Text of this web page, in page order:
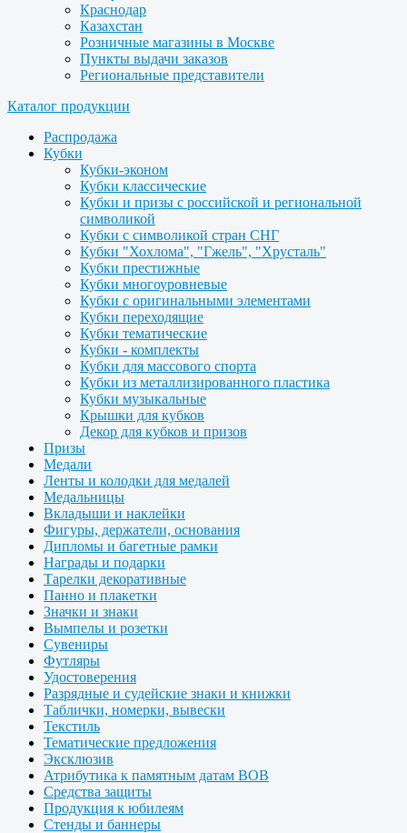
Краснодар
Казахстан
Розничные магазины в Москве
Пункты выдачи заказов
Региональные представители
Каталог продукции
Распродажа
Кубки
Кубки-эконом
Кубки классические
Кубки и призы с российской и региональной
символикой
Кубки с символикой стран СНГ
Кубки "Хохлома", "Гжель", "Хрусталь"
Кубки престижные
Кубки многоуровневые
Кубки с оригинальными элементами
Кубки переходящие
Кубки тематические
Кубки - комплекты
Кубки для массового спорта
Кубки из металлизированного пластика
Кубки музыкальные
Крышки для кубков
Декор для кубков и призов
Призы
Медали
Ленты и колодки для медалей
Медальницы
Вкладыши и наклейки
Фигуры, держатели, основания
Дипломы и багетные рамки
Награды и подарки
Тарелки декоративные
Панно и плакетки
Значки и знаки
Вымпелы и розетки
Сувениры
Футляры
Удостоверения
Разрядные и судейские знаки и книжки
Таблички, номерки, вывески
Текстиль
Тематические предложения
Эксклюзив
Атрибутика к памятным датам ВОВ
Средства защиты
Продукция к юбилеям
Стенды и баннеры